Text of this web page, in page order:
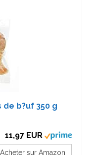
de b?uf 350 g
11,97 EUR
Acheter sur Amazon